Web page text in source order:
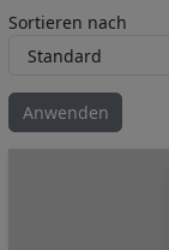
Sortieren nach